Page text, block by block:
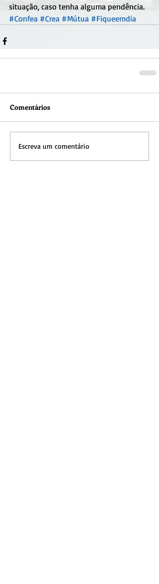
situação, caso tenha alguma pendência.
#Confea #Crea #Mútua #Fiqueemdia
Comentários
Escreva um comentário